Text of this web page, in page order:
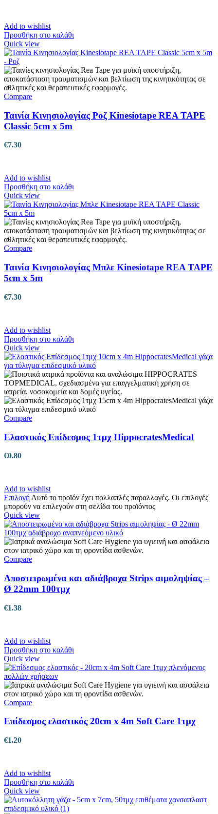
Add to wishlist
Προσθήκη στο καλάθι
Quick view
Compare
Ταινία Κινησιολογίας Ροζ Kinesiotape REA TAPE
Classic 5cm x 5m
€7.30
Add to wishlist
Προσθήκη στο καλάθι
Quick view
Compare
Ταινία Κινησιολογίας Μπλε Kinesiotape REA TAPE
5cm x 5m
€7.30
Add to wishlist
Προσθήκη στο καλάθι
Quick view
Compare
Ελαστικός Επίδεσμος 1τμχ HippocratesMedical
€0.80
Add to wishlist
Επιλογή Αυτό το προϊόν έχει πολλαπλές παραλλαγές. Οι επιλογές
μπορούν να επιλεγούν στη σελίδα του προϊόντος
Quick view
Compare
Αποστειρωμένα και αδιάβροχα Strips αιμοληψίας –
Ø 22mm 100τμχ
€1.38
Add to wishlist
Προσθήκη στο καλάθι
Quick view
Compare
Επίδεσμος ελαστικός 20cm x 4m Soft Care 1τμχ
€1.20
Add to wishlist
Προσθήκη στο καλάθι
Quick view